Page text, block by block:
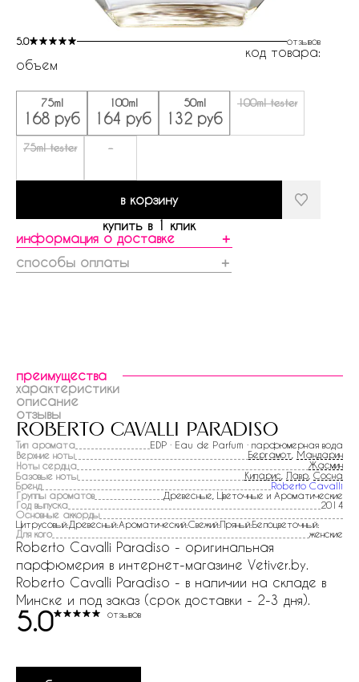
5.0 отзывов
код товара:
объем
75ml
168 руб
100ml
164 руб
50ml
132 руб
100ml tester
75ml tester -
в корзину
купить в 1 клик
информация о доставке
＋
способы оплаты
＋
преимущества
характеристики
описание
отзывы
roberto cavalli paradiso
Тип аромата
EDP · Eau de Parfum · парфюмерная вода
Верхние ноты
Бергамот Мандарин
Ноты сердца
Жасмин
Базовые ноты
Кипарис Лавр Сосна
Бренд
Roberto Cavalli
Группы ароматов
Древесные, Цветочные и Ароматические
Год выпуска
2014
Основные аккорды
Цитрусовый:Древесный:Ароматический:Свежий:Пряный:Белоцветочный:
Для кого
женские
Roberto Cavalli Paradiso - оригинальная
парфюмерия в интернет-магазине Vetiver.by.
Roberto Cavalli Paradiso - в наличии на складе в
Минске и под заказ (срок доставки - 2-3 дня).
5.0 отзывов